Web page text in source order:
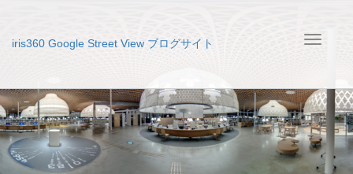
T
g
l
e
n
a
v
iris360 Google Street View ブログサイト